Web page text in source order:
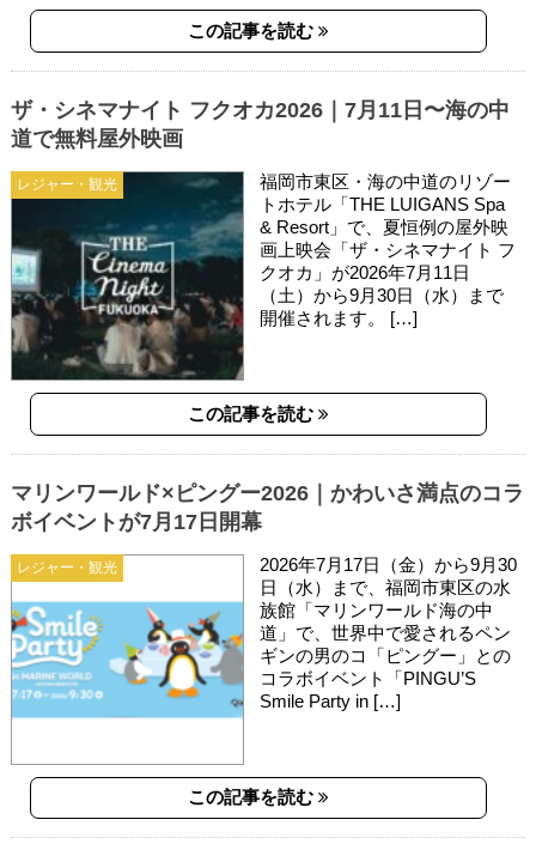
この記事を読む
レジャー・観光
ザ・シネマナイト フクオカ2026｜7月11日〜海の中
道で無料屋外映画
福岡市東区・海の中道のリゾー
トホテル「THE LUIGANS Spa
& Resort」で、夏恒例の屋外映
画上映会「ザ・シネマナイト フ
クオカ」が2026年7月11日
（土）から9月30日（水）まで
開催されます。 […]
この記事を読む
レジャー・観光
マリンワールド×ピングー2026｜かわいさ満点のコラ
ボイベントが7月17日開幕
2026年7月17日（金）から9月30
日（水）まで、福岡市東区の水
族館「マリンワールド海の中
道」で、世界中で愛されるペン
ギンの男のコ「ピングー」との
コラボイベント「PINGU’S
Smile Party in […]
この記事を読む